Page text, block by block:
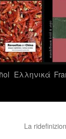
Eλληνικά
La